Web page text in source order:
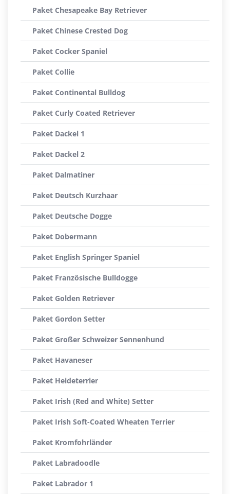
Paket Chesapeake Bay Retriever
Paket Chinese Crested Dog
Paket Cocker Spaniel
Paket Collie
Paket Continental Bulldog
Paket Curly Coated Retriever
Paket Dackel 1
Paket Dackel 2
Paket Dalmatiner
Paket Deutsch Kurzhaar
Paket Deutsche Dogge
Paket Dobermann
Paket English Springer Spaniel
Paket Französische Bulldogge
Paket Golden Retriever
Paket Gordon Setter
Paket Großer Schweizer Sennenhund
Paket Havaneser
Paket Heideterrier
Paket Irish (Red and White) Setter
Paket Irish Soft-Coated Wheaten Terrier
Paket Kromfohrländer
Paket Labradoodle
Paket Labrador 1